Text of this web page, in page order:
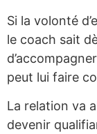
Si la volonté
le coach sait
peut lui faire
La relation va
devenir